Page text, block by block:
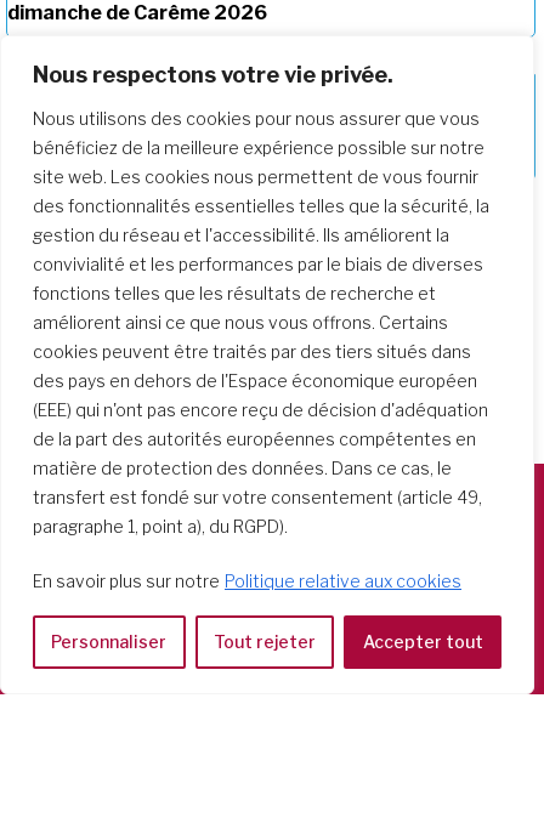
Nous respectons votre vie privée.
Nous utilisons des cookies pour nous assurer que vous
bénéficiez de la meilleure expérience possible sur notre
site web. Les cookies nous permettent de vous fournir
des fonctionnalités essentielles telles que la sécurité, la
gestion du réseau et l'accessibilité. Ils améliorent la
convivialité et les performances par le biais de diverses
fonctions telles que les résultats de recherche et
améliorent ainsi ce que nous vous offrons. Certains
cookies peuvent être traités par des tiers situés dans
des pays en dehors de l'Espace économique européen
(EEE) qui n'ont pas encore reçu de décision d'adéquation
de la part des autorités européennes compétentes en
matière de protection des données. Dans ce cas, le
transfert est fondé sur votre consentement (article 49,
paragraphe 1, point a), du RGPD).
En savoir plus sur notre Politique relative aux cookies
Personnaliser Tout rejeter Accepter tout
dimanche de Carême 2026
Guide de prière JPIC – Quatrième
dimanche de Carême 2026
Società del Sacro Cuore
Casa Generalizia
Tel: 06 58 23 03 32 or 06 58 20 31 17